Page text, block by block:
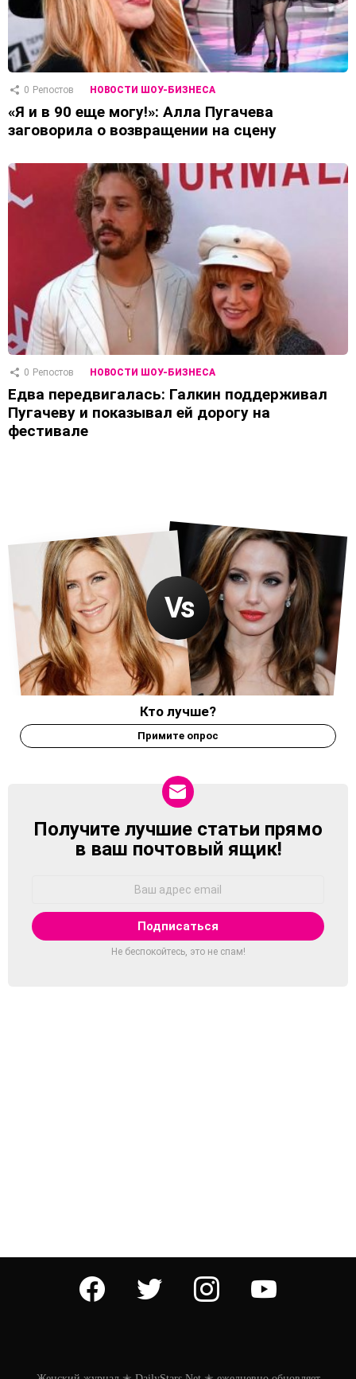
0 Репостов НОВОСТИ ШОУ-БИЗНЕСА
«Я и в 90 еще могу!»: Алла Пугачева
заговорила о возвращении на сцену
0 Репостов НОВОСТИ ШОУ-БИЗНЕСА
Едва передвигалась: Галкин поддерживал
Пугачеву и показывал ей дорогу на
фестивале
Кто лучше?
Примите опрос
NEWSLETTER
Получите лучшие статьи прямо
в ваш почтовый ящик!
Не беспокойтесь, это не спам!
facebook twitter instagram